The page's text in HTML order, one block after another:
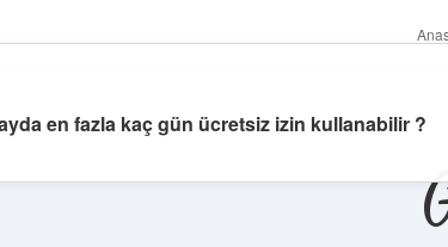
en fazla kaç gün ücretsiz izin kullanabilir ?